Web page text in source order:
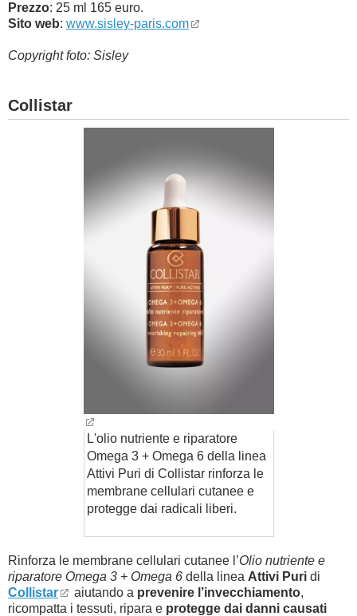
Prezzo: 25 ml 165 euro.
Sito web: www.sisley-paris.com
Copyright foto: Sisley
Collistar
L'olio nutriente e riparatore
Omega 3 + Omega 6 della linea
Attivi Puri di Collistar rinforza le
membrane cellulari cutanee e
protegge dai radicali liberi.
Rinforza le membrane cellulari cutanee l’Olio nutriente e
riparatore Omega 3 + Omega 6 della linea Attivi Puri di
Collistar
aiutando a prevenire l’invecchiamento,
ricompatta i tessuti, ripara e protegge dai danni causati